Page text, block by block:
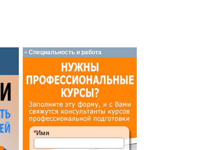
Специальность и работа
*Имя